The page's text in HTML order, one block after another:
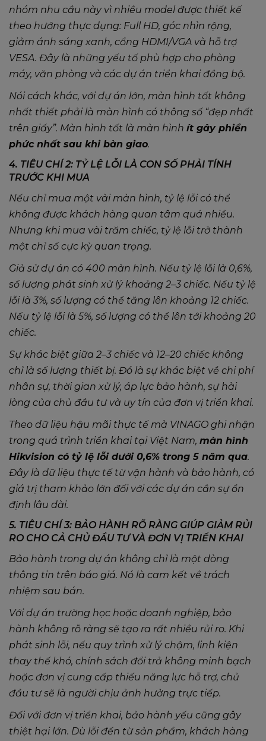
nhóm nhu cầu này vì nhiều model được thiết kế
theo hướng thực dụng: Full HD, góc nhìn rộng,
giảm ánh sáng xanh, cổng HDMI/VGA và hỗ trợ
VESA. Đây là những yếu tố phù hợp cho phòng
máy, văn phòng và các dự án triển khai đồng bộ.
Nói cách khác, với dự án lớn, màn hình tốt không
nhất thiết phải là màn hình có thông số “đẹp nhất
trên giấy”. Màn hình tốt là màn hình ít gây phiền
phức nhất sau khi bàn giao.
4. TIÊU CHÍ 2: TỶ LỆ LỖI LÀ CON SỐ PHẢI TÍNH
TRƯỚC KHI MUA
Nếu chỉ mua một vài màn hình, tỷ lệ lỗi có thể
không được khách hàng quan tâm quá nhiều.
Nhưng khi mua vài trăm chiếc, tỷ lệ lỗi trở thành
một chỉ số cực kỳ quan trọng.
Giả sử dự án có 400 màn hình. Nếu tỷ lệ lỗi là 0,6%,
số lượng phát sinh xử lý khoảng 2–3 chiếc. Nếu tỷ lệ
lỗi là 3%, số lượng có thể tăng lên khoảng 12 chiếc.
Nếu tỷ lệ lỗi là 5%, số lượng có thể lên tới khoảng 20
chiếc.
Sự khác biệt giữa 2–3 chiếc và 12–20 chiếc không
chỉ là số lượng thiết bị. Đó là sự khác biệt về chi phí
nhân sự, thời gian xử lý, áp lực bảo hành, sự hài
lòng của chủ đầu tư và uy tín của đơn vị triển khai.
Theo dữ liệu hậu mãi thực tế mà VINAGO ghi nhận
trong quá trình triển khai tại Việt Nam, màn hình
Hikvision có tỷ lệ lỗi dưới 0,6% trong 5 năm qua.
Đây là dữ liệu thực tế từ vận hành và bảo hành, có
giá trị tham khảo lớn đối với các dự án cần sự ổn
định lâu dài.
5. TIÊU CHÍ 3: BẢO HÀNH RÕ RÀNG GIÚP GIẢM RỦI
RO CHO CẢ CHỦ ĐẦU TƯ VÀ ĐƠN VỊ TRIỂN KHAI
Bảo hành trong dự án không chỉ là một dòng
thông tin trên báo giá. Nó là cam kết về trách
nhiệm sau bán.
Với dự án trường học hoặc doanh nghiệp, bảo
hành không rõ ràng sẽ tạo ra rất nhiều rủi ro. Khi
phát sinh lỗi, nếu quy trình xử lý chậm, linh kiện
thay thế khó, chính sách đổi trả không minh bạch
hoặc đơn vị cung cấp thiếu năng lực hỗ trợ, chủ
đầu tư sẽ là người chịu ảnh hưởng trực tiếp.
Đối với đơn vị triển khai, bảo hành yếu cũng gây
thiệt hại lớn. Dù lỗi đến từ sản phẩm, khách hàng